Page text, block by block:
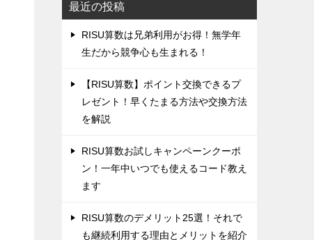
最近の投稿
‌RISU算数は兄弟利用がお得！無学年
生だから競争心も生まれる！
‌【RISU算数】ポイント交換できるプ
レゼント！早くたまる方法や交換方法
を解説
‌RISU算数お試しキャンペーンクーポ
ン！一年中いつでも使えるコード教え
ます
‌RISU算数のデメリット25選！それで
も継続利用する理由とメリットを紹介